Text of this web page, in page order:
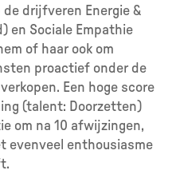
drijfveren Energie &
en Sociale Empathie
of haar ook om
proactief onder de
Een hoge score
(talent: Doorzetten)
om na 10 afwijzingen,
evenveel enthousiasme